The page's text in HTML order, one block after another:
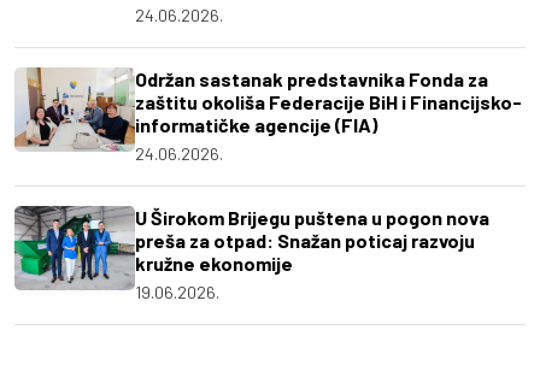
24.06.2026.
Održan sastanak predstavnika Fonda za
zaštitu okoliša Federacije BiH i Financijsko-
informatičke agencije (FIA)
24.06.2026.
U Širokom Brijegu puštena u pogon nova
preša za otpad: Snažan poticaj razvoju
kružne ekonomije
19.06.2026.